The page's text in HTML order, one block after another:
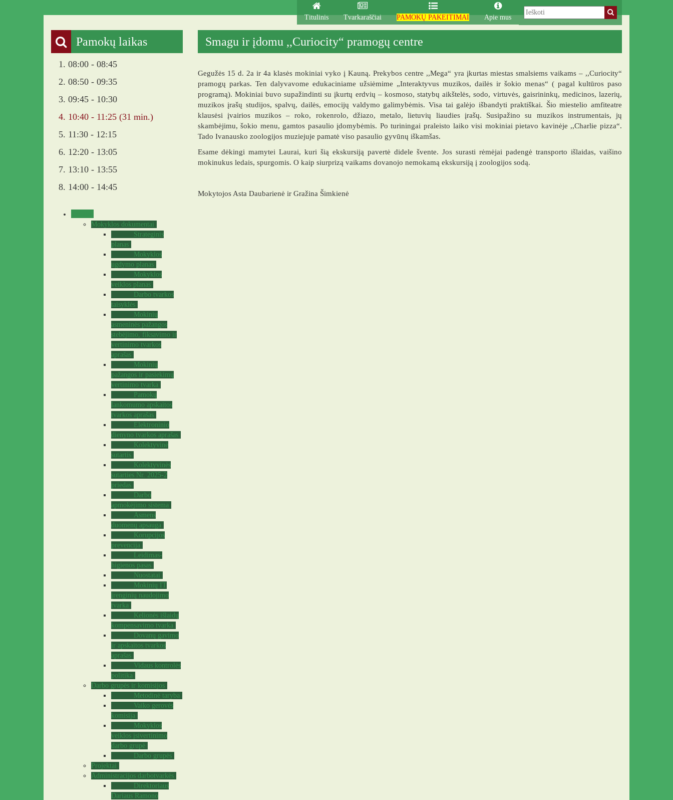
Titulinis Tvarkaraščiai PAMOKŲ PAKEITIMAI Apie mus
Pamokų laikas
1. 08:00 - 08:45
2. 08:50 - 09:35
3. 09:45 - 10:30
4. 10:40 - 11:25 (31 min.)
5. 11:30 - 12:15
6. 12:20 - 13:05
7. 13:10 - 13:55
8. 14:00 - 14:45
Mokyklos dokumentai
Strateginis
planas
Mokyklos
ugdymo planas
Mokyklos
veiklos planas
Darbo tvarkos
taisyklės
Mokinių
asmeninės pažangos
stebėjimo, fiksavimo ir
vertinimo tvarkos
aprašas
Mokinių
pažangos ir pasiekimų
vertinimo tvarka
Pamokų
lankomumo apskaitos
tvarkos aprašas
Elektroninio
dienyno tvarkos aprašas
Kolektyvinė
sutartis
Kolektyvinės
sutarties Nr. 2025-2
priedas
Darbo
apmokėjimo sistema
Asmens
duomenų apsauga
Korupcijos
prevencija
Leidimas-
higienos pasas
Nuostatai
Mokinių IT
įrenginių naudojimo
tvarka
Kelionės išlaidų
kompensavimo tvarka
Dovanų gavimo
ir apskaitos tvarkos
aprašas
Vidaus kontrolės
politika
Darbo grupės ir komisijos
Metodinė taryba
Vaiko gerovės
komisija
Mokyklos
veiklos įsivertinimo
darbo grupė
Darbo grupės
Projektai
Administracijos darbotvarkės
Direktoriaus
Dariaus Ramono
Smagu ir įdomu ,,Curiocity“ pramogų centre
Gegužės 15 d. 2a ir 4a klasės mokiniai vyko į Kauną. Prekybos centre ,,Mega“ yra įkurtas miestas smalsiems vaikams – ,,Curiocity“
pramogų parkas. Ten dalyvavome edukaciniame užsiėmime „Interaktyvus muzikos, dailės ir šokio menas“ ( pagal kultūros paso
programą). Mokiniai buvo supažindinti su įkurtų erdvių – kosmoso, statybų aikštelės, sodo, virtuvės, gaisrininkų, medicinos, lazerių,
muzikos įrašų studijos, spalvų, dailės, emocijų valdymo galimybėmis. Visa tai galėjo išbandyti praktiškai. Šio miestelio amfiteatre
klausėsi įvairios muzikos – roko, rokenrolo, džiazo, metalo, lietuvių liaudies įrašų. Susipažino su muzikos instrumentais, jų
skambėjimu, šokio menu, gamtos pasaulio įdomybėmis. Po turiningai praleisto laiko visi mokiniai pietavo kavinėje ,,Charlie pizza“.
Tado Ivanausko zoologijos muziejuje pamatė viso pasaulio gyvūnų iškamšas.
Esame dėkingi mamytei Laurai, kuri šią ekskursiją pavertė didele švente. Jos surasti rėmėjai padengė transporto išlaidas, vaišino
mokinukus ledais, spurgomis. O kaip siurprizą vaikams dovanojo nemokamą ekskursiją į zoologijos sodą.
Mokytojos Asta Daubarienė ir Gražina Šimkienė